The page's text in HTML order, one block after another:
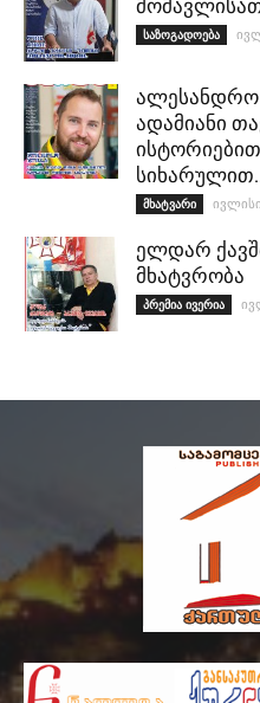
საზოგადოება
ალესანდრო
ადამიანი
მხატვარი
ელდარ
მხატვრობა
პრემია ივერია